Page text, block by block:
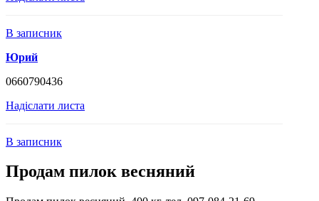
В записник
Юрий
0660790436
Надіслати листа
В записник
Продам пилок весняний